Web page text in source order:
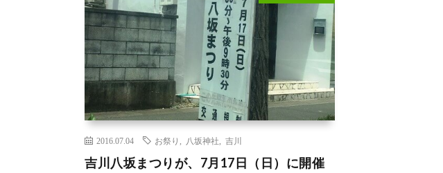
2016.07.04 お祭り 八坂神社 吉川
吉川八坂まつりが、7月17日（日）に開催